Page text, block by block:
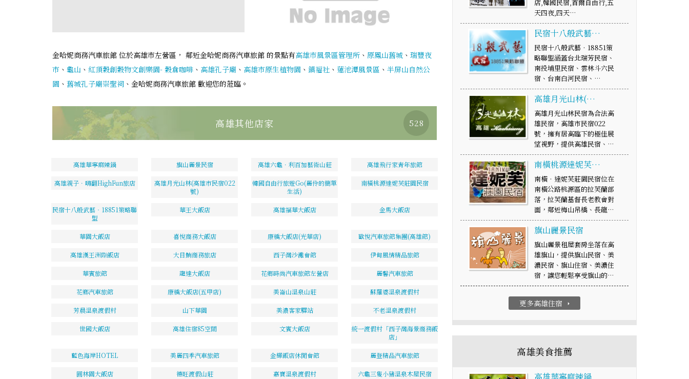
金哈妮商務汽車旅館 位於高雄市左營區， 鄰近金哈妮商務汽車旅館 的景點有高雄市風景區管理所 、 原鳳山舊城 、 瑞豐夜
市 、 龜山 、 紅頂穀創穀物文創樂園- 穀倉咖啡 、 高雄孔子廟 、 高雄市原生植物園 、 鎮福社 、 蓮池潭風景區 、 半屏山自然公
園 、 舊城孔子廟崇聖祠 、金哈妮商務汽車旅館 歡迎您的蒞臨。
高雄其他店家 528
高雄華寧麻辣鍋 旗山麗景民宿 高雄六龜．利百加藝術山莊 高雄飛行家青年旅館
高雄親子．嗨翻HighFun旅店
高雄月光山林(高雄市民宿022
號)
韓國自由行旅遊Go(麗伶的簡單
生活)
南橫桃源達妮芙莊園民宿
民宿十八般武藝‧18851策略聯
盟
華王大飯店 高雄福華大飯店 金馬大飯店
華園大飯店 喜悅商務大飯店 康橋大飯店(光華店) 歐悅汽車旅館集團(高雄館)
高雄漢王洲際飯店 大目鮪商務旅店 西子灣沙灘會館 伊甸風情精品旅館
華賓旅館 龍達大飯店 花鄉時尚汽車旅館左營店 麗馨汽車旅館
花鄉汽車旅館 康橋大飯店(五甲店) 美崙山溫泉山莊 蘇羅婆溫泉渡假村
芳晨溫泉渡假村 山下華園 美濃客家驛站 不老溫泉渡假村
世國大飯店 高雄住宿85空間 文賓大飯店
統一渡假村「西子灣海景商務飯
店」
藍色海岸HOTEL 美麗四季汽車旅館 金輝飯店休閒會館 麗登精品汽車旅館
圓林園大飯店 德旺渡假山莊 嘉寶溫泉渡假村 六龜三隻小豬溫泉木屋民宿
店,韓國民宿,首爾自由行,五
天四夜,四天…
民宿十八般武藝…
民宿十八般武藝‧18851策
略聯盟涵蓋台北瑞芳民宿、
南投埔里民宿、雲林斗六民
宿、台南白河民宿、…
高雄月光山林(…
高雄月光山林民宿為合法高
雄民宿，高雄市民宿022
號，擁有居高臨下的極佳展
望視野，提供高雄民宿、…
南橫桃源達妮芙…
南橫‧達妮芙莊園民宿位在
南橫公路桃源區的拉芙蘭部
落，拉芙蘭基督長老教會對
面，鄰近梅山吊橋、長龍…
旗山麗景民宿
旗山麗景租屋套房坐落在高
雄旗山，提供旗山民宿、美
濃民宿、旗山住宿、美濃住
宿，讓您輕鬆享受旗山的…
更多高雄住宿 arrow_right
高雄美食推薦